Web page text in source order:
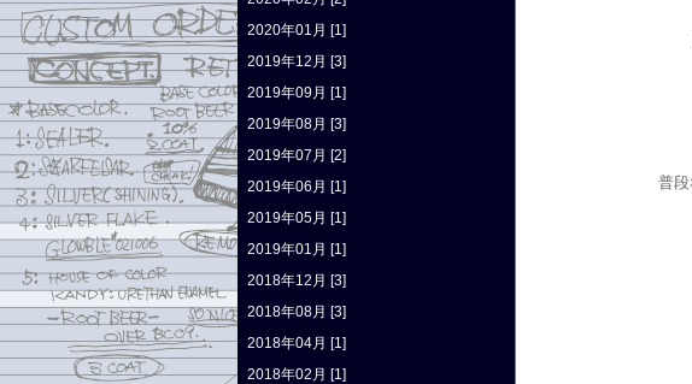
普
2020年01月 [1]
2019年12月 [3]
2019年09月 [1]
2019年08月 [3]
2019年07月 [2]
2019年06月 [1]
2019年05月 [1]
2019年01月 [1]
2018年12月 [3]
2018年08月 [3]
2018年04月 [1]
2018年02月 [1]